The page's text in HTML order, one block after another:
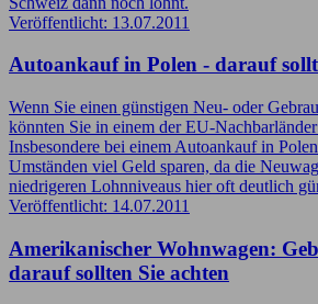
Veröffentlicht: 13.07.2011
Autoankauf in Polen - darauf
Wenn Sie einen günstigen Neu- oder
könnten Sie in einem der EU-
Insbesondere bei einem Autoankauf in
Umständen viel Geld sparen, da die
niedrigeren Lohnniveaus hier oft deutlich
Veröffentlicht: 14.07.2011
Amerikanischer Wohnwagen:
darauf sollten Sie achten